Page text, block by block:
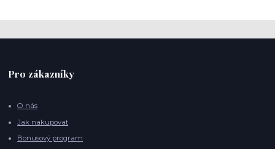
Pro zákazníky
O nás
Jak nakupovat
Bonusový program